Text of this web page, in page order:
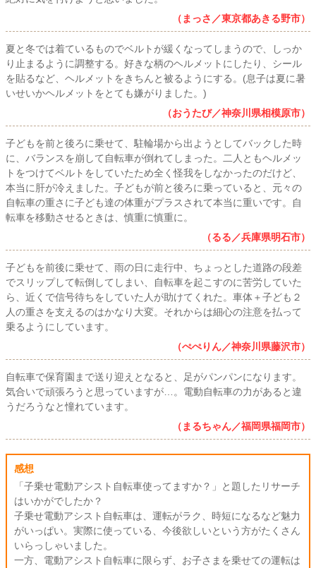
（まっさ／東京都あきる野市）
夏と冬では着ているものでベルトが緩くなってしまうので、しっか
り止まるように調整する。好きな柄のヘルメットにしたり、シール
を貼るなど、ヘルメットをきちんと被るようにする。(息子は夏に暑
いせいかヘルメットをとても嫌がりました。)
（おうたび／神奈川県相模原市）
子どもを前と後ろに乗せて、駐輪場から出ようとしてバックした時
に、バランスを崩して自転車が倒れてしまった。二人ともヘルメッ
トをつけてベルトをしていたため全く怪我をしなかったのだけど、
本当に肝が冷えました。子どもが前と後ろに乗っていると、元々の
自転車の重さに子ども達の体重がプラスされて本当に重いです。自
転車を移動させるときは、慎重に慎重に。
（るる／兵庫県明石市）
子どもを前後に乗せて、雨の日に走行中、ちょっとした道路の段差
でスリップして転倒してしまい、自転車を起こすのに苦労していた
ら、近くで信号待ちをしていた人が助けてくれた。車体＋子ども２
人の重さを支えるのはかなり大変。それからは細心の注意を払って
乗るようにしています。
（ぺぺりん／神奈川県藤沢市）
自転車で保育園まで送り迎えとなると、足がパンパンになります。
気合いで頑張ろうと思っていますが…。電動自転車の力があると違
うだろうなと憧れています。
（まるちゃん／福岡県福岡市）
感想
「子乗せ電動アシスト自転車使ってますか？」と題したリサーチ
はいかがでしたか？
子乗せ電動アシスト自転車は、運転がラク、時短になるなど魅力
がいっぱい。実際に使っている、今後欲しいという方がたくさん
いらっしゃいました。
一方、電動アシスト自転車に限らず、お子さまを乗せての運転は